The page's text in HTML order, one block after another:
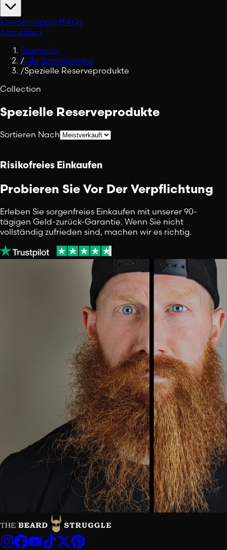
KundensupportFAQs
Anmelden
Startseite
/Alle Sammlungen
/Spezielle Reserveprodukte
Collection
Spezielle Reserveprodukte
Sortieren Nach
Risikofreies Einkaufen
Probieren Sie Vor Der Verpflichtung
Erleben Sie sorgenfreies Einkaufen mit unserer 90-
tägigen Geld-zurück-Garantie. Wenn Sie nicht
vollständig zufrieden sind, machen wir es richtig.